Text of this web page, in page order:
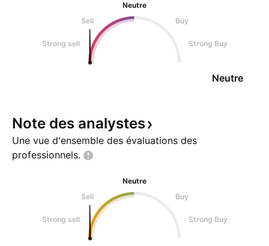
Neutre
Sell
Buy
Strong sell Strong Buy
Neutre
Note des analystes
Une vue d'ensemble des évaluations des
professionnels.
Neutre
Sell
Buy
Strong sell Strong Buy